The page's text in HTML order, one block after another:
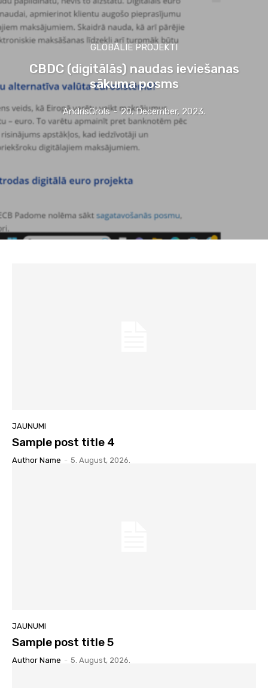
GLOBĀLIE PROJEKTI
CBDC (digitālās) naudas ieviešanas
sākuma posms
AndrisOrols - 20. December, 2023.
JAUNUMI
Sample post title 4
Author Name - 5. August, 2026.
JAUNUMI
Sample post title 5
Author Name - 5. August, 2026.